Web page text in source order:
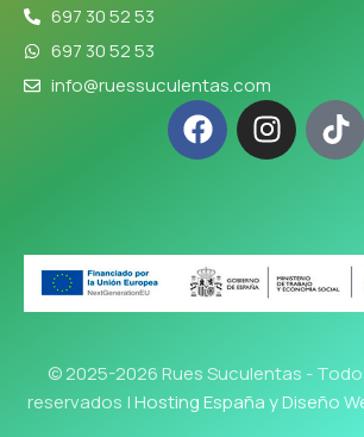
697 30 52 53
697 30 52 53
info@ruessuculentas.com
© 2025-2026 Rues Suculentas -
reservados |Hosting España y Diseño